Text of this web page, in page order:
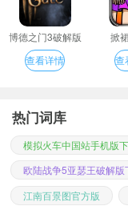
博德之门3破解版
查看详情
掀
查
热门词库
模拟火车中国站手机版
欧陆战争5亚瑟王破解版
江南百景图官方版